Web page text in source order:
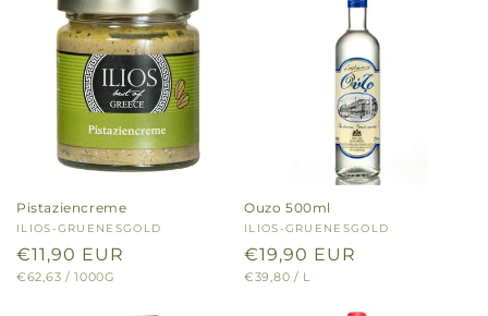
Pistaziencreme
Anbieter:
ILIOS-GRUENESGOLD
Normaler
Preis
€11,90 EUR
GRUNDPREIS
€62,63 / PRO
1000G
Ouzo 500ml
Anbieter:
ILIOS-GRUENESGOLD
Normaler
Preis
€19,90 EUR
GRUNDPREIS
€39,80 / PRO
L